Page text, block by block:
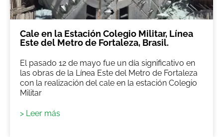
Cale en la Estación Colegio Militar, Línea
Este del Metro de Fortaleza, Brasil.
El pasado 12 de mayo fue un día significativo en
las obras de la Línea Este del Metro de Fortaleza
con la realización del cale en la estación Colegio
Militar
> Leer más